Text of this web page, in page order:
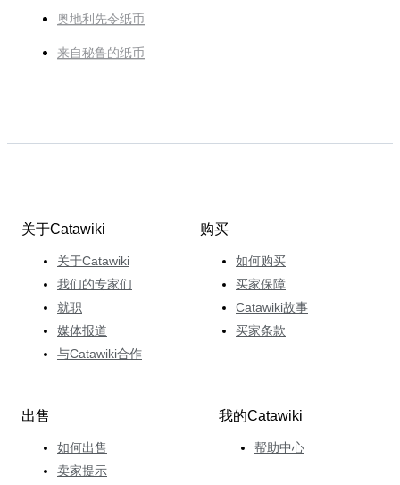
奥地利先令纸币
来自秘鲁的纸币
关于Catawiki
关于Catawiki
我们的专家们
就职
媒体报道
与Catawiki合作
购买
如何购买
买家保障
Catawiki故事
买家条款
出售
如何出售
卖家提示
我的Catawiki
帮助中心